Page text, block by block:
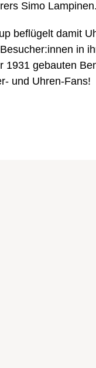
Simo Lampinen.
beflügelt damit
in
1931 gebauten
und Uhren-Fans!